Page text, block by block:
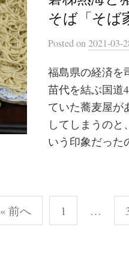
そば「そば
Postedon2021-03-
福島県の経済を
苗代を結ぶ国道
ていた蕎麦屋が
してしまうのと
いう印象だった
« 前へ 1 …